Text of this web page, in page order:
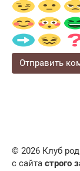
© 2026 Клуб
с сайта строго